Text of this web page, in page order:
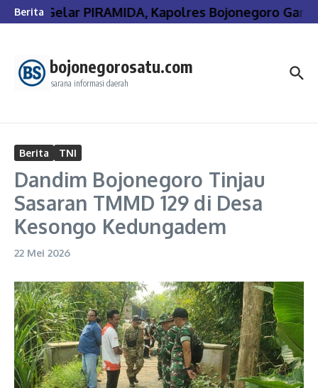
Lewati ke konten
BeritaGelar PIRAMIDA, Kapolres Bojonegoro
bojonegorosatu.com
sarana informasi daerah
Berita TNI
Dandim Bojonegoro Tinjau
Sasaran TMMD 129 di Desa
Kesongo Kedungadem
22 Mei 2026